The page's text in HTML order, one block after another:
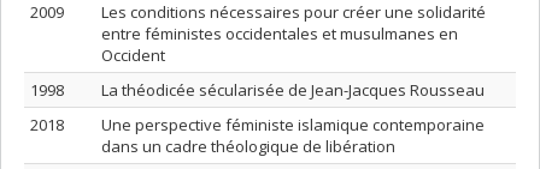
2009
Les conditions nécessaires pour créer une solidarité
entre féministes occidentales et musulmanes en
Occident
1998
La théodicée sécularisée de Jean-Jacques Rousseau
2018
Une perspective féministe islamique contemporaine
dans un cadre théologique de libération